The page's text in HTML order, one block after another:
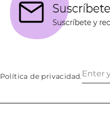
Política de privacidad.